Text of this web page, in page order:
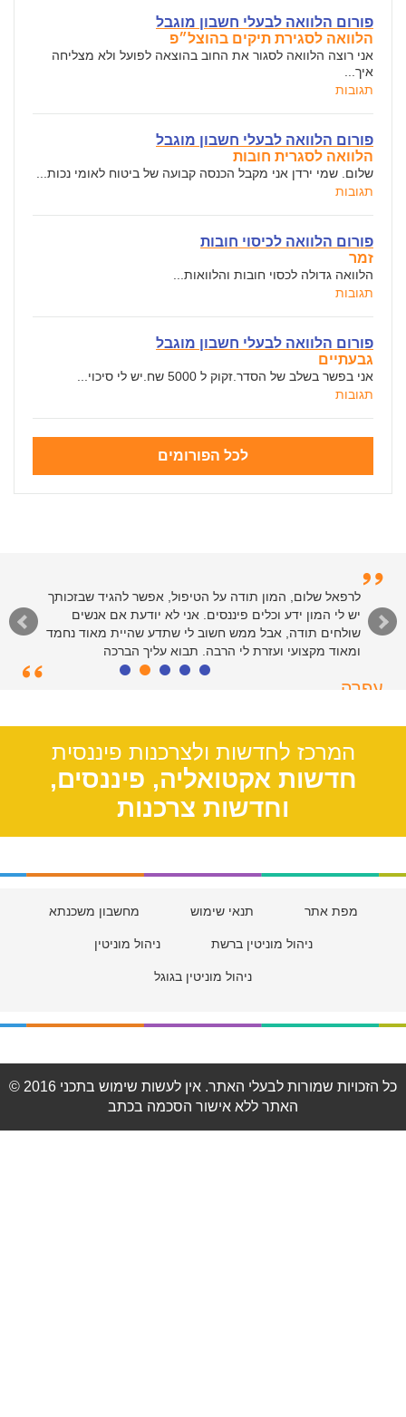
פורום הלוואה לבעלי חשבון מוגבל
הלוואה לסגירת תיקים בהוצל״פ
אני רוצה הלוואה לסגור את החוב בהוצאה לפועל ולא מצליחה
איך...
תגובות
פורום הלוואה לבעלי חשבון מוגבל
הלוואה לסגרית חובות
שלום. שמי ירדן אני מקבל הכנסה קבועה של ביטוח לאומי נכות...
תגובות
פורום הלוואה לכיסוי חובות
זמר
הלוואה גדולה לכסוי חובות והלוואות...
תגובות
פורום הלוואה לבעלי חשבון מוגבל
גבעתיים
אני בפשר בשלב של הסדר.זקוק ל 5000 שח.יש לי סיכוי...
תגובות
לכל הפורומים
לרפאל שלום, המון תודה על הטיפול, אפשר להגיד שבזכותך
יש לי המון ידע וכלים פיננסים. אני לא יודעת אם אנשים
שולחים תודה, אבל ממש חשוב לי שתדע שהיית מאוד נחמד
ומאוד מקצועי ועזרת לי הרבה. תבוא עליך הברכה
עפרה
המרכז לחדשות ולצרכנות פיננסית
חדשות אקטואליה, פיננסים,
וחדשות צרכנות
מפת אתר תנאי שימוש מחשבון משכנתא
ניהול מוניטין ברשת ניהול מוניטין
ניהול מוניטין בגוגל
© 2016 כל הזכויות שמורות לבעלי האתר. אין לעשות שימוש בתכני
האתר ללא אישור הסכמה בכתב